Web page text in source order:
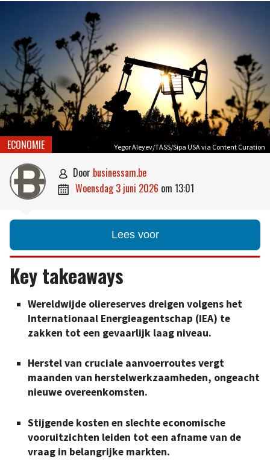
Yegor Aleyev/TASS/Sipa USA via Content Curation
ECONOMIE
 door businessam.be
 woensdag 3 juni 2026 om 13:01
Lees voor
Key takeaways
Wereldwijde oliereserves dreigen volgens het
Internationaal Energieagentschap (IEA) te
zakken tot een gevaarlijk laag niveau.
Herstel van cruciale aanvoerroutes vergt
maanden van herstelwerkzaamheden, ongeacht
nieuwe overeenkomsten.
Stijgende kosten en slechte economische
vooruitzichten leiden tot een afname van de
vraag in belangrijke markten.